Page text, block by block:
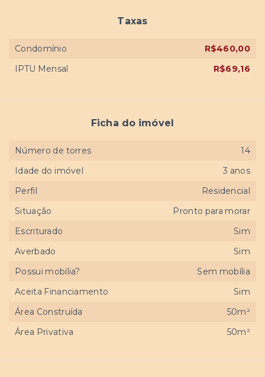
Taxas
Condomínio
R$460,00
IPTU Mensal
R$69,16
Ficha do imóvel
Número de torres
14
Idade do imóvel
3 anos
Perfil
Residencial
Situação
Pronto para morar
Escriturado
Sim
Averbado
Sim
Possui mobília?
Sem mobília
Aceita Financiamento
Sim
Área Construída
50m²
Área Privativa
50m²